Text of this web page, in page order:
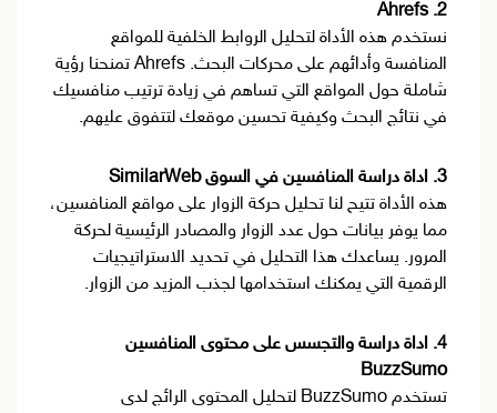
2. Ahrefs
نستخدم هذه الأداة لتحليل الروابط الخلفية للمواقع
المنافسة وأدائهم على محركات البحث. Ahrefs تمنحنا رؤية
شاملة حول المواقع التي تساهم في زيادة ترتيب منافسيك
في نتائج البحث وكيفية تحسين موقعك لتتفوق عليهم.
3. اداة دراسة المنافسين في السوق SimilarWeb
هذه الأداة تتيح لنا تحليل حركة الزوار على مواقع المنافسين،
مما يوفر بيانات حول عدد الزوار والمصادر الرئيسية لحركة
المرور. يساعدك هذا التحليل في تحديد الاستراتيجيات
الرقمية التي يمكنك استخدامها لجذب المزيد من الزوار.
4. اداة دراسة والتجسس على محتوى المنافسين
BuzzSumo
تستخدم BuzzSumo لتحليل المحتوى الرائج لدى